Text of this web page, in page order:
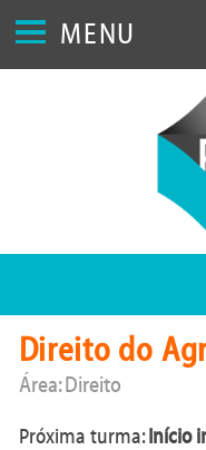
MENU
Direito do
Área: Direito
Próxima turma:Início